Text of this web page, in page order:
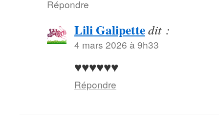
Répondre
Lili Galipettedit :
4 mars 2026 à 9h33
♥♥♥♥♥♥
Répondre